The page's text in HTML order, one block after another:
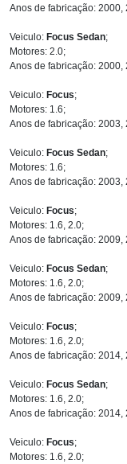
Anos de fabricação:
Veiculo: Focus Sedan;
Motores: 2.0;
Anos de fabricação:
Veiculo: Focus;
Motores: 1.6;
Anos de fabricação:
Veiculo: Focus Sedan;
Motores: 1.6;
Anos de fabricação:
Veiculo: Focus;
Motores: 1.6, 2.0;
Anos de fabricação: 2009,
Veiculo: Focus Sedan;
Motores: 1.6, 2.0;
Anos de fabricação: 2009,
Veiculo: Focus;
Motores: 1.6, 2.0;
Anos de fabricação: 2014,
Veiculo: Focus Sedan;
Motores: 1.6, 2.0;
Anos de fabricação: 2014,
Veiculo: Focus;
Motores: 1.6, 2.0;